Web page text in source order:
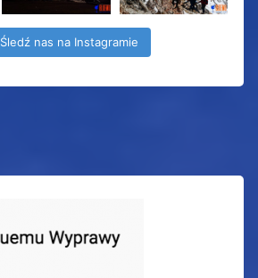
Śledź nas na Instagramie